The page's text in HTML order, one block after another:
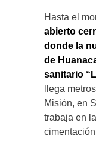
Hasta el
abierto
donde la
de
sanitario
llega
Misión, en
trabaja en